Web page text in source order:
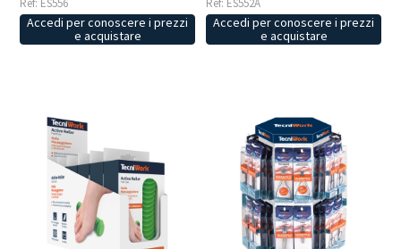
Ref: ES556
Accedi per conoscere i prezzi
e acquistare
Ref: ES552A
Accedi per conoscere i prezzi
e acquistare